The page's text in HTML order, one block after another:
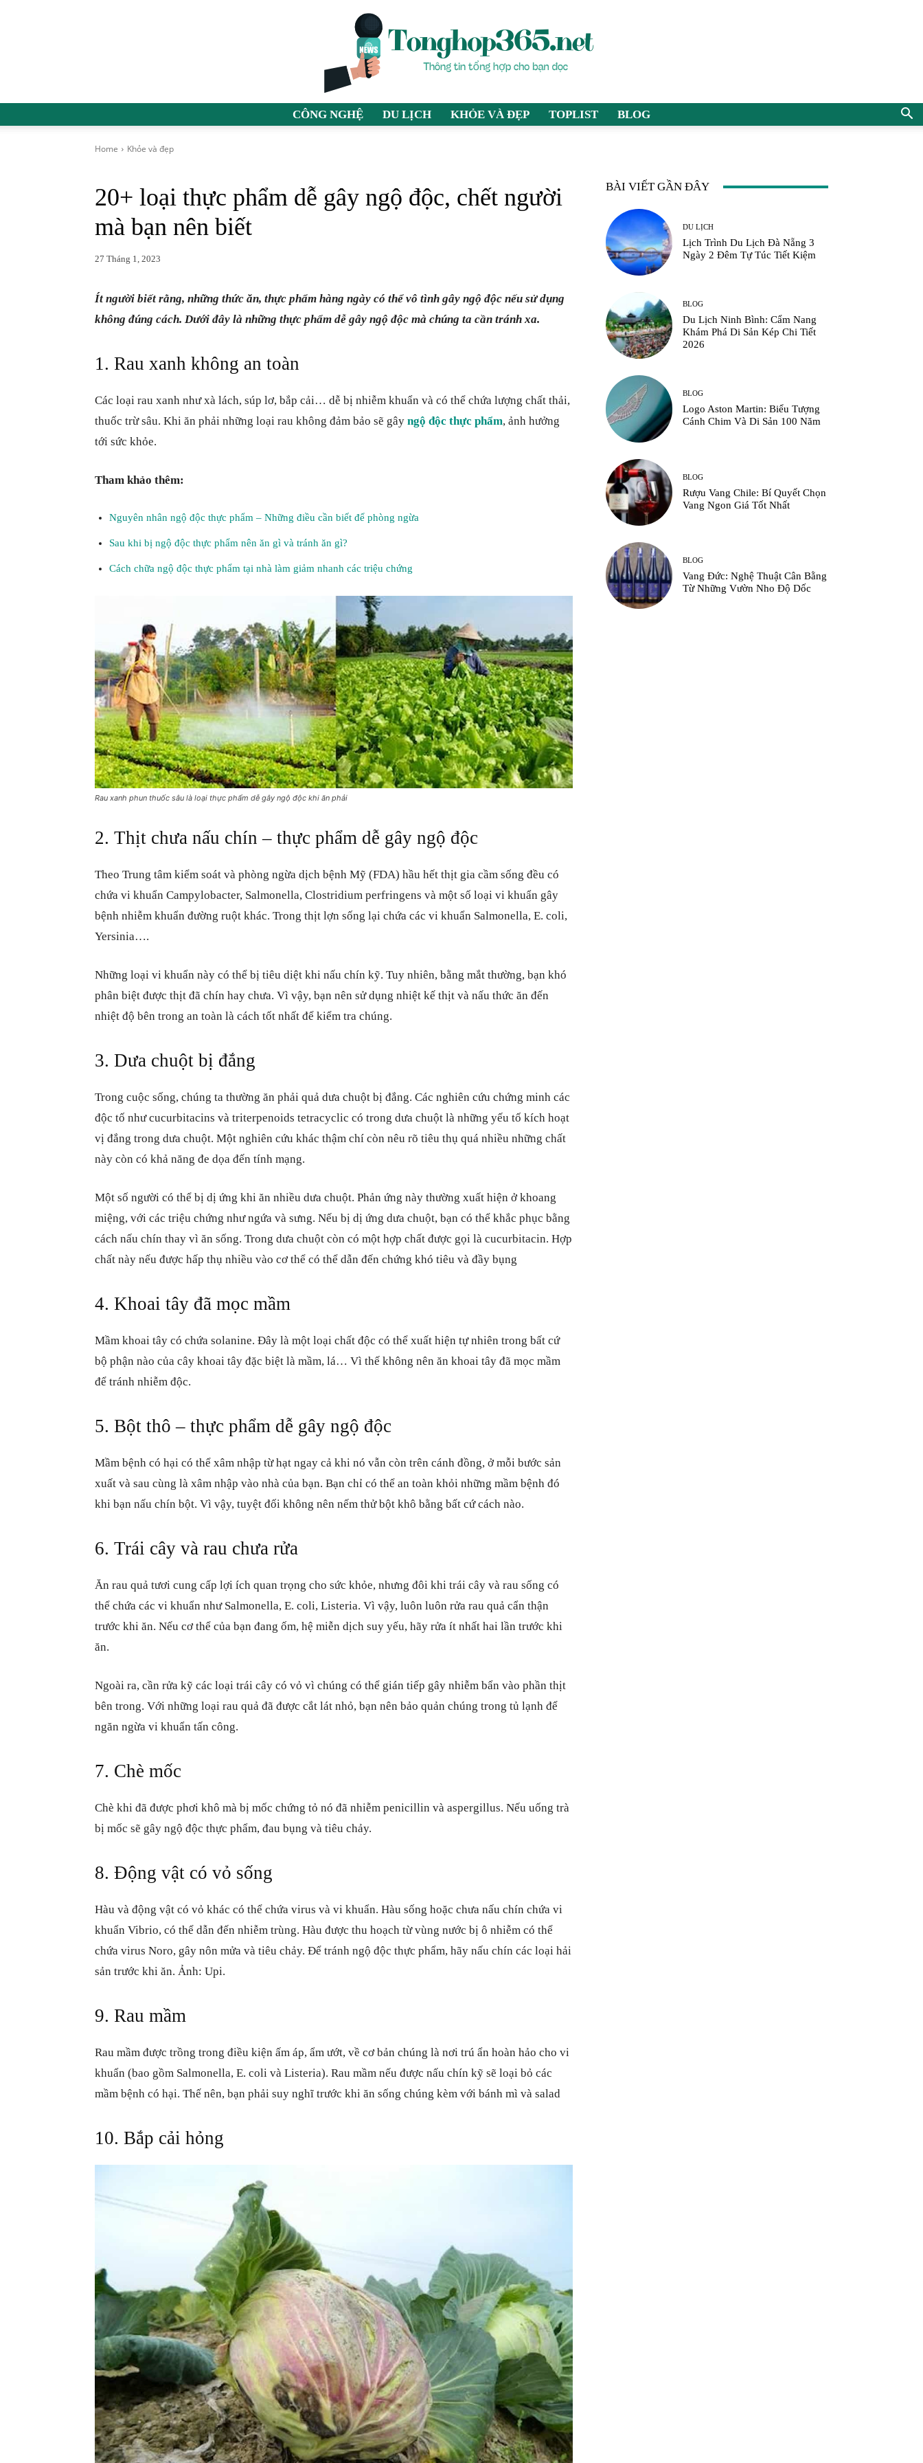
Thông
hợp
cho
bạn
CÔNG NGHỆ DU LỊCH KHỎE VÀ ĐẸP TOPLIST BLOG
Home Khỏe và đẹp
20+ loại thực phẩm dễ gây ngộ độc, chết người
mà bạn nên biết
27 Tháng 1, 2023
Ít người biết rằng, những thức ăn, thực phẩm hàng ngày có thể vô tình gây ngộ độc nếu sử dụng
không đúng cách. Dưới đây là những thực phẩm dễ gây ngộ độc mà chúng ta cần tránh xa.
1. Rau xanh không an toàn
Các loại rau xanh như xà lách, súp lơ, bắp cải… dễ bị nhiễm khuẩn và có thể chứa lượng chất thải,
thuốc trừ sâu. Khi ăn phải những loại rau không đảm bảo sẽ gây ngộ độc thực phẩm, ảnh hưởng
tới sức khỏe.
Tham khảo thêm:
Nguyên nhân ngộ độc thực phẩm – Những điều cần biết để phòng ngừa
Sau khi bị ngộ độc thực phẩm nên ăn gì và tránh ăn gì?
Cách chữa ngộ độc thực phẩm tại nhà làm giảm nhanh các triệu chứng
Rau xanh phun thuốc sâu là loại thực phẩm dễ gây ngộ độc khi ăn phải
2. Thịt chưa nấu chín – thực phẩm dễ gây ngộ độc
Theo Trung tâm kiểm soát và phòng ngừa dịch bệnh Mỹ (FDA) hầu hết thịt gia cầm sống đều có
chứa vi khuẩn Campylobacter, Salmonella, Clostridium perfringens và một số loại vi khuẩn gây
bệnh nhiễm khuẩn đường ruột khác. Trong thịt lợn sống lại chứa các vi khuẩn Salmonella, E. coli,
Yersinia….
Những loại vi khuẩn này có thể bị tiêu diệt khi nấu chín kỹ. Tuy nhiên, bằng mắt thường, bạn khó
phân biệt được thịt đã chín hay chưa. Vì vậy, bạn nên sử dụng nhiệt kế thịt và nấu thức ăn đến
nhiệt độ bên trong an toàn là cách tốt nhất để kiểm tra chúng.
3. Dưa chuột bị đắng
Trong cuộc sống, chúng ta thường ăn phải quả dưa chuột bị đắng. Các nghiên cứu chứng minh các
độc tố như cucurbitacins và triterpenoids tetracyclic có trong dưa chuột là những yếu tố kích hoạt
vị đắng trong dưa chuột. Một nghiên cứu khác thậm chí còn nêu rõ tiêu thụ quá nhiều những chất
này còn có khả năng đe dọa đến tính mạng.
Một số người có thể bị dị ứng khi ăn nhiều dưa chuột. Phản ứng này thường xuất hiện ở khoang
miệng, với các triệu chứng như ngứa và sưng. Nếu bị dị ứng dưa chuột, bạn có thể khắc phục bằng
cách nấu chín thay vì ăn sống. Trong dưa chuột còn có một hợp chất được gọi là cucurbitacin. Hợp
chất này nếu được hấp thụ nhiều vào cơ thể có thể dẫn đến chứng khó tiêu và đầy bụng
4. Khoai tây đã mọc mầm
Mầm khoai tây có chứa solanine. Đây là một loại chất độc có thể xuất hiện tự nhiên trong bất cứ
bộ phận nào của cây khoai tây đặc biệt là mầm, lá… Vì thế không nên ăn khoai tây đã mọc mầm
để tránh nhiễm độc.
5. Bột thô – thực phẩm dễ gây ngộ độc
Mầm bệnh có hại có thể xâm nhập từ hạt ngay cả khi nó vẫn còn trên cánh đồng, ở mỗi bước sản
xuất và sau cùng là xâm nhập vào nhà của bạn. Bạn chỉ có thể an toàn khỏi những mầm bệnh đó
khi bạn nấu chín bột. Vì vậy, tuyệt đối không nên nếm thử bột khô bằng bất cứ cách nào.
6. Trái cây và rau chưa rửa
Ăn rau quả tươi cung cấp lợi ích quan trọng cho sức khỏe, nhưng đôi khi trái cây và rau sống có
thể chứa các vi khuẩn như Salmonella, E. coli, Listeria. Vì vậy, luôn luôn rửa rau quả cẩn thận
trước khi ăn. Nếu cơ thể của bạn đang ốm, hệ miễn dịch suy yếu, hãy rửa ít nhất hai lần trước khi
ăn.
Ngoài ra, cần rửa kỹ các loại trái cây có vỏ vì chúng có thể gián tiếp gây nhiễm bẩn vào phần thịt
bên trong. Với những loại rau quả đã được cắt lát nhỏ, bạn nên bảo quản chúng trong tủ lạnh để
ngăn ngừa vi khuẩn tấn công.
7. Chè mốc
Chè khi đã được phơi khô mà bị mốc chứng tỏ nó đã nhiễm penicillin và aspergillus. Nếu uống trà
bị mốc sẽ gây ngộ độc thực phẩm, đau bụng và tiêu chảy.
8. Động vật có vỏ sống
Hàu và động vật có vỏ khác có thể chứa virus và vi khuẩn. Hàu sống hoặc chưa nấu chín chứa vi
khuẩn Vibrio, có thể dẫn đến nhiễm trùng. Hàu được thu hoạch từ vùng nước bị ô nhiễm có thể
chứa virus Noro, gây nôn mửa và tiêu chảy. Để tránh ngộ độc thực phẩm, hãy nấu chín các loại hải
sản trước khi ăn. Ảnh: Upi.
9. Rau mầm
Rau mầm được trồng trong điều kiện ấm áp, ẩm ướt, về cơ bản chúng là nơi trú ẩn hoàn hảo cho vi
khuẩn (bao gồm Salmonella, E. coli và Listeria). Rau mầm nếu được nấu chín kỹ sẽ loại bỏ các
mầm bệnh có hại. Thế nên, bạn phải suy nghĩ trước khi ăn sống chúng kèm với bánh mì và salad
10. Bắp cải hỏng
BÀI VIẾT GẦN ĐÂY
DU LỊCH
Lịch Trình Du Lịch Đà Nẵng 3
Ngày 2 Đêm Tự Túc Tiết Kiệm
BLOG
Du Lịch Ninh Bình: Cẩm Nang
Khám Phá Di Sản Kép Chi Tiết
2026
BLOG
Logo Aston Martin: Biểu Tượng
Cánh Chim Và Di Sản 100 Năm
BLOG
Rượu Vang Chile: Bí Quyết Chọn
Vang Ngon Giá Tốt Nhất
BLOG
Vang Đức: Nghệ Thuật Cân Bằng
Từ Những Vườn Nho Độ Dốc